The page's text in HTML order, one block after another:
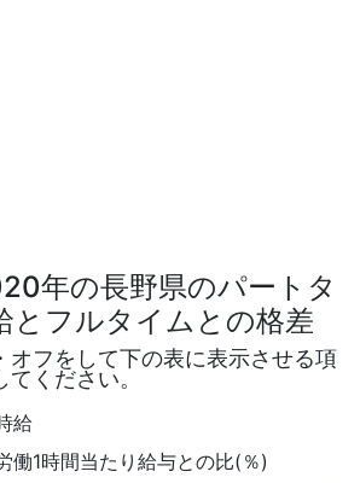
年の長野県のパートタ
とフルタイムとの格差
オフをして下の表に表示させる項
ください。
給
働1時間当たり給与との比(％)